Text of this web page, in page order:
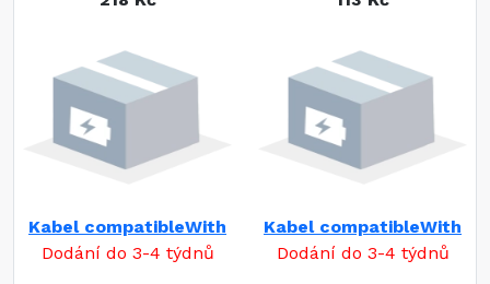
Kabel compatibleWith
Dodání do 3-4 týdnů
Kabel compatibleWith
Dodání do 3-4 týdnů